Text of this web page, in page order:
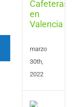
de
en
marzo
30th,
2022